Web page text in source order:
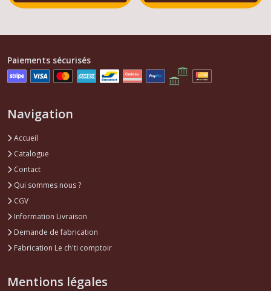
Paiements sécurisés
Navigation
Accueil
Catalogue
Contact
Qui sommes nous ?
CGV
Information Livraison
Demande de fabrication
Fabrication Le ch'ti comptoir
Mentions légales